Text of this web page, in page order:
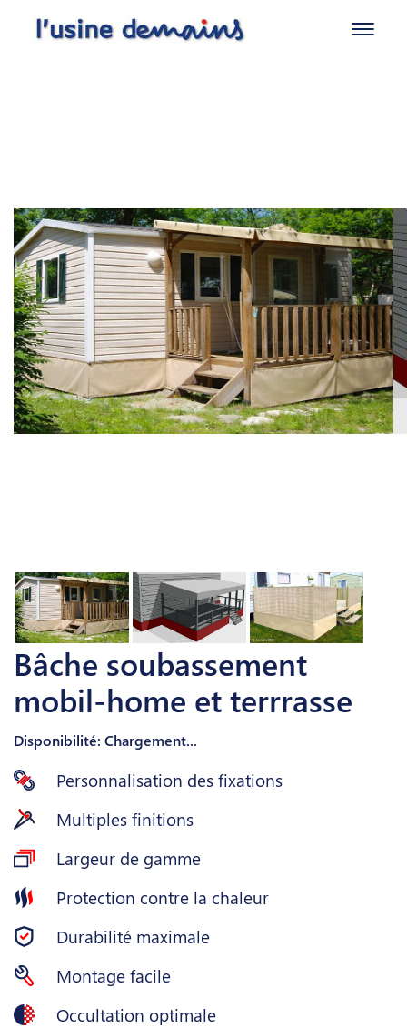
Bâche soubassement
mobil-home et terrrasse
Disponibilité: Chargement...
Personnalisation des fixations
Multiples finitions
Largeur de gamme
Protection contre la chaleur
Durabilité maximale
Montage facile
Occultation optimale